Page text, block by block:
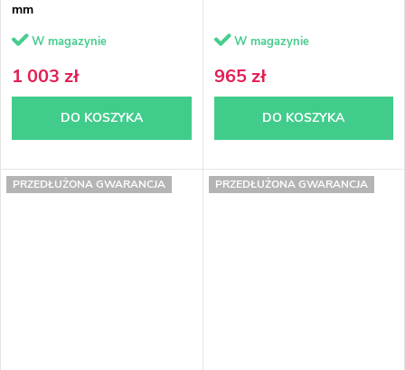
mm
W magazynie
1 003 zł
DO KOSZYKA
W magazynie
965 zł
DO KOSZYKA
PRZEDŁUŻONA GWARANCJA PRZEDŁUŻONA GWARANCJA